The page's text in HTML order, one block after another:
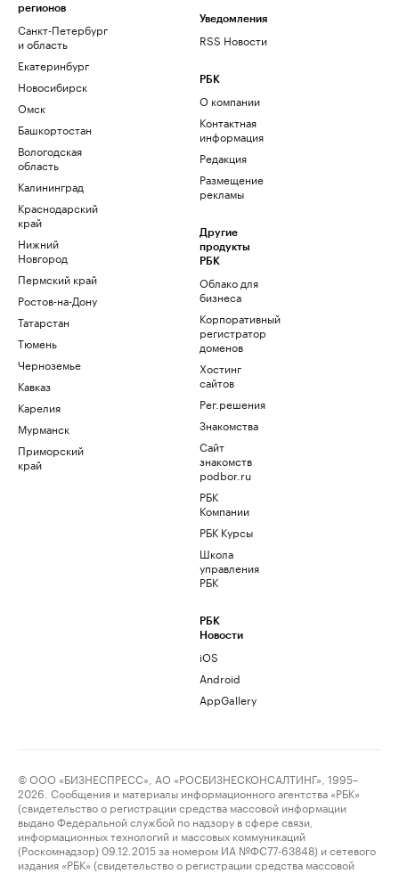
регионов
Санкт-Петербург
и область
Екатеринбург
Новосибирск
Омск
Башкортостан
Вологодская
область
Калининград
Краснодарский
край
Нижний
Новгород
Пермский край
Ростов-на-Дону
Татарстан
Тюмень
Черноземье
Кавказ
Карелия
Мурманск
Приморский
край
Уведомления
RSS Новости
РБК
О компании
Контактная
информация
Редакция
Размещение
рекламы
Другие
продукты
РБК
Облако для
бизнеса
Корпоративный
регистратор
доменов
Хостинг
сайтов
Рег.решения
Знакомства
Сайт
знакомств
podbor.ru
РБК
Компании
РБК Курсы
Школа
управления
РБК
РБК
Новости
iOS
Android
AppGallery
© ООО «БИЗНЕСПРЕСС», АО «РОСБИЗНЕСКОНСАЛТИНГ», 1995–
2026. Сообщения и материалы информационного агентства «РБК»
(свидетельство о регистрации средства массовой информации
выдано Федеральной службой по надзору в сфере связи,
информационных технологий и массовых коммуникаций
(Роскомнадзор) 09.12.2015 за номером ИА №ФС77-63848) и сетевого
издания «РБК» (свидетельство о регистрации средства массовой